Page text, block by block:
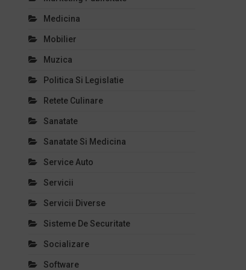
Medicina
Mobilier
Muzica
Politica Si Legislatie
Retete Culinare
Sanatate
Sanatate Si Medicina
Service Auto
Servicii
Servicii Diverse
Sisteme De Securitate
Socializare
Software